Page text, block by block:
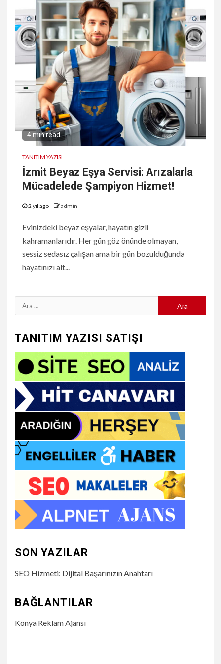
4 min read
TANITIM YAZISI
İzmit Beyaz Eşya Servisi: Arızalarla
Mücadelede Şampiyon Hizmet!
2 yıl ago admin
Evinizdeki beyaz eşyalar, hayatın gizli
kahramanlarıdır. Her gün göz önünde olmayan,
sessiz sedasız çalışan ama bir gün bozulduğunda
hayatınızı alt...
Arama:
TANITIM YAZISI SATIŞI
SON YAZILAR
SEO Hizmeti: Dijital Başarınızın Anahtarı
BAĞLANTILAR
Konya Reklam Ajansı